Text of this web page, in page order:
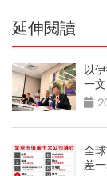
延伸閱讀
以
一
全
差